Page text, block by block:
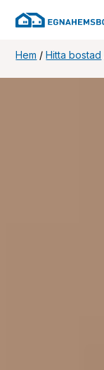
Hem /Hitta bostad